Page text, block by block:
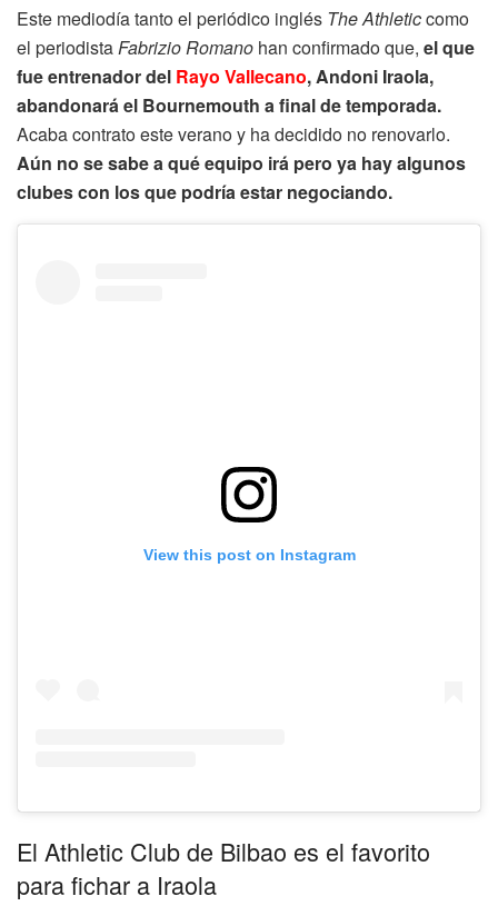
Este mediodía tanto el periódico inglés The Athleticcomo
el periodistaFabrizio Romano han confirmado que, el que
fue entrenador del Rayo Vallecano, Andoni Iraola,
abandonará el Bournemouth a final de temporada.
Acaba contrato este verano y ha decidido no renovarlo.
Aún no se sabe a qué equipo irá pero ya hay algunos
clubes con los que podría estar negociando.
View this post on Instagram
El Athletic Club de Bilbao es el favorito
para fichar a Iraola